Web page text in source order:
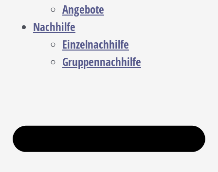
Angebote
Nachhilfe
Einzelnachhilfe
Gruppennachhilfe